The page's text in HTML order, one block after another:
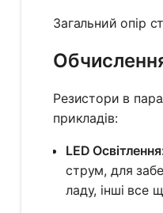
Загальний опір
Резистори в
прикладів:
LED
струм, для
ладу, інші все